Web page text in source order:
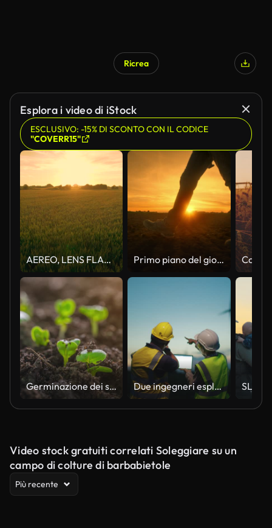
Ricrea
Esplora i video di iStock
ESCLUSIVO: -15% DI SCONTO CON IL CODICE
"COVERR15"
AEREO, LENS FLARE: Vasto campo pieno di grano brilla nella luce dorata del mattino Primo piano del giovane contadino che cammina attraverso il campo al tramonto
Germinazione dei semi e time lapse con lens flare macro Due ingegneri esplorano i campi per l'elettricità sostenibile della turbina di notte
Video stock gratuiti correlati Soleggiare su un
campo di colture di barbabietole
Più recente